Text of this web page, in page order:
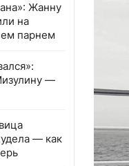
Жанну
на
парнем
—
— как